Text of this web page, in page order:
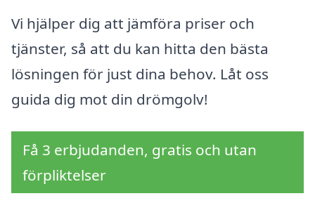
Vi hjälper dig att jämföra priser och
tjänster, så att du kan hitta den bästa
lösningen för just dina behov. Låt oss
guida dig mot din drömgolv!
Få 3 erbjudanden, gratis och utan
förpliktelser